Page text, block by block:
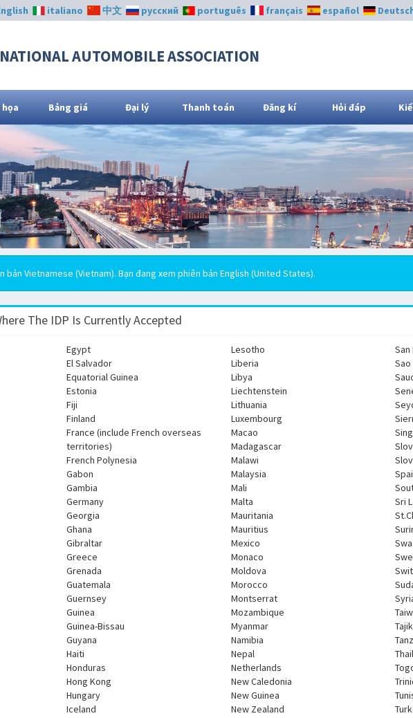
AUTOMOBILE ASSOCIATION
italiano 中文 русский português français español
họa Bảng giá Đại lý Thanh toán Đăng kí Hỏi đáp
bản Vietnamese (Vietnam). Bạn đang xem phiên bản English (United States).
The IDP Is Currently Accepted
Egypt
El Salvador
Equatorial Guinea
Estonia
Fiji
Finland
France (include French overseas
territories)
French Polynesia
Gabon
Gambia
Germany
Georgia
Ghana
Gibraltar
Greece
Grenada
Guatemala
Guernsey
Guinea
Guinea-Bissau
Guyana
Haiti
Honduras
Hong Kong
Hungary
Iceland
Lesotho
Liberia
Libya
Liechtenstein
Lithuania
Luxembourg
Macao
Madagascar
Malawi
Malaysia
Mali
Malta
Mauritania
Mauritius
Mexico
Monaco
Moldova
Morocco
Montserrat
Mozambique
Myanmar
Namibia
Nepal
Netherlands
New Caledonia
New Guinea
New Zealand
San
Sao
Sri